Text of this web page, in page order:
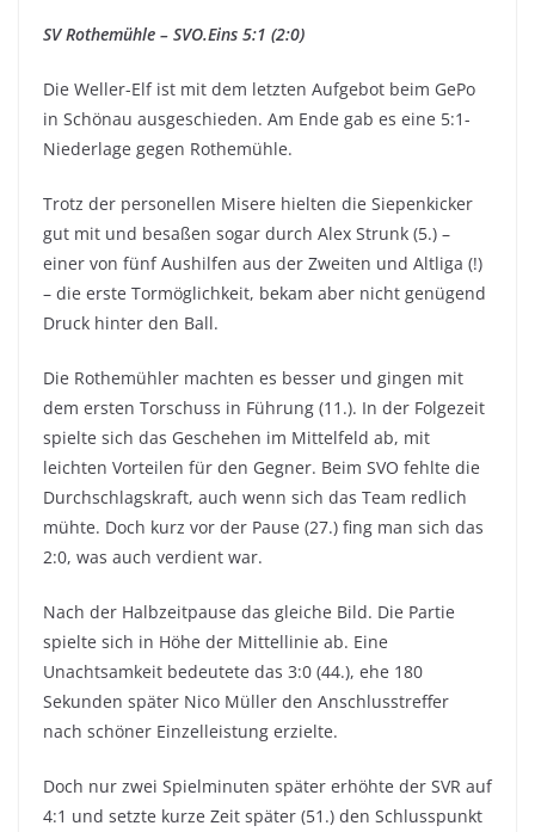
SV Rothemühle – SVO.Eins 5:1 (2:0)
Die Weller-Elf ist mit dem letzten Aufgebot beim GePo
in Schönau ausgeschieden. Am Ende gab es eine 5:1-
Niederlage gegen Rothemühle.
Trotz der personellen Misere hielten die Siepenkicker
gut mit und besaßen sogar durch Alex Strunk (5.) –
einer von fünf Aushilfen aus der Zweiten und Altliga (!)
– die erste Tormöglichkeit, bekam aber nicht genügend
Druck hinter den Ball.
Die Rothemühler machten es besser und gingen mit
dem ersten Torschuss in Führung (11.). In der Folgezeit
spielte sich das Geschehen im Mittelfeld ab, mit
leichten Vorteilen für den Gegner. Beim SVO fehlte die
Durchschlagskraft, auch wenn sich das Team redlich
mühte. Doch kurz vor der Pause (27.) fing man sich das
2:0, was auch verdient war.
Nach der Halbzeitpause das gleiche Bild. Die Partie
spielte sich in Höhe der Mittellinie ab. Eine
Unachtsamkeit bedeutete das 3:0 (44.), ehe 180
Sekunden später Nico Müller den Anschlusstreffer
nach schöner Einzelleistung erzielte.
Doch nur zwei Spielminuten später erhöhte der SVR auf
4:1 und setzte kurze Zeit später (51.) den Schlusspunkt